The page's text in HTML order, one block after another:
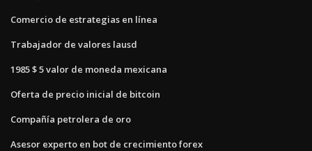
Comercio de estrategias en línea
Trabajador de valores lausd
1985 $ 5 valor de moneda mexicana
Oferta de precio inicial de bitcoin
Compañía petrolera de oro
Asesor experto en bot de crecimiento forex